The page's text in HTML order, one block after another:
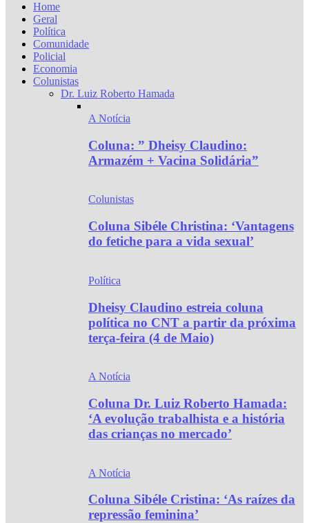
Home
Geral
Política
Comunidade
Policial
Economia
Colunistas
Dr. Luiz Roberto Hamada
A Notícia
Coluna: ” Dheisy Claudino:
Armazém + Vacina Solidária”
Colunistas
Coluna Sibéle Christina: ‘Vantagens
do fetiche para a vida sexual’
Política
Dheisy Claudino estreia coluna
política no CNT a partir da próxima
terça-feira (4 de Maio)
A Notícia
Coluna Dr. Luiz Roberto Hamada:
‘A evolução trabalhista e a história
das crianças no mercado’
A Notícia
Coluna Sibéle Cristina: ‘As raízes da
repressão feminina’